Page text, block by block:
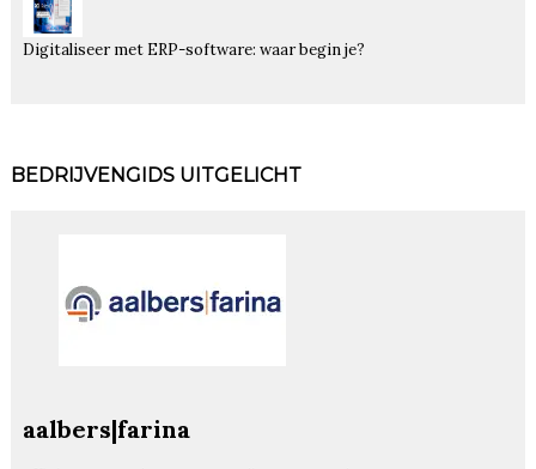
Digitaliseer met ERP-software: waar begin je?
BEDRIJVENGIDS UITGELICHT
aalbers|farina